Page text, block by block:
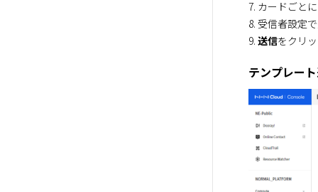
7. カードごと
8. 受信者設定
9. 送信をクリ
テンプレー